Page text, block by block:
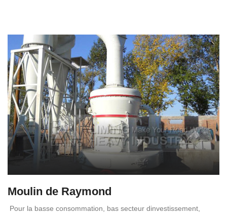
Moulin de Raymond
Pour la basse consommation, bas secteur dinvestissement,